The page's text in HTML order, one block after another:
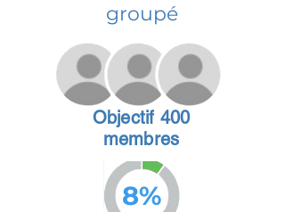
groupé
Objectif 400
membres
8%